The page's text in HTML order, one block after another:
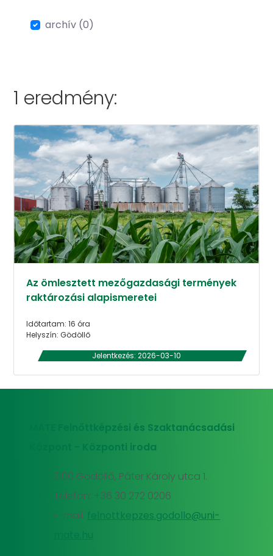
archív (0)
1 eredmény:
Az ömlesztett mezőgazdasági termények
raktározási alapismeretei
Időtartam: 16 óra
Helyszín: Gödöllő
Jelentkezés: 2026-03-10
MATE Felnőttképzési és Szaktanácsadási
Központ - Központi iroda
2100 Gödöllő, Páter Károly utca 1.
Telefon: +36 30 272 0206
E-mail:
felnottkepzes.godollo@uni-